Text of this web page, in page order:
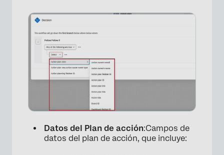
Datos del Plan de acción:Campos de
datos del plan de acción, que incluye: